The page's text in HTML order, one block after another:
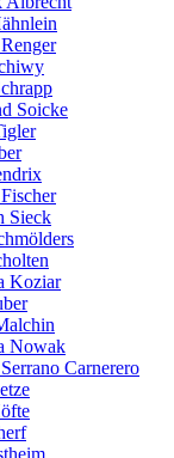
Soicke
Sieck
Koziar
Nowak
Carnerero